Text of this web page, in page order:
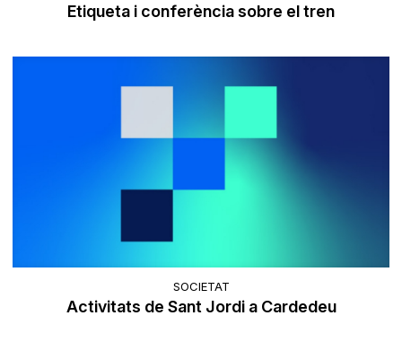
Etiqueta i conferència sobre el tren
SOCIETAT
Activitats de Sant Jordi a Cardedeu